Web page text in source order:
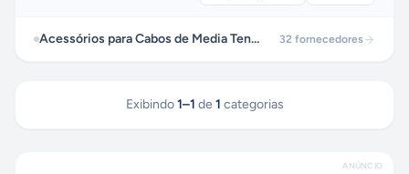
Acessórios para Cabos de Media Tensão 32 fornecedores
Exibindo 1–1 de 1 categorias
ANÚNCIO